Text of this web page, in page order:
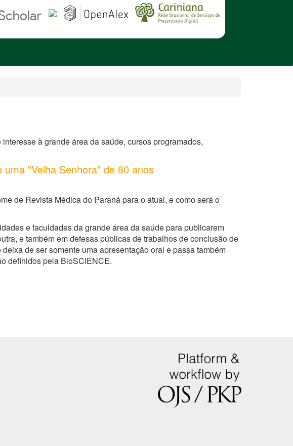
à grande área da saúde, cursos programados,
"Velha Senhora" de 80 anos
de Revista Médica do Paraná para o atual, e como será o
e faculdades da grande área da saúde para publicarem
e também em defesas públicas de trabalhos de conclusão de
de ser somente uma apresentação oral e passa também
definidos pela BioSCIENCE.